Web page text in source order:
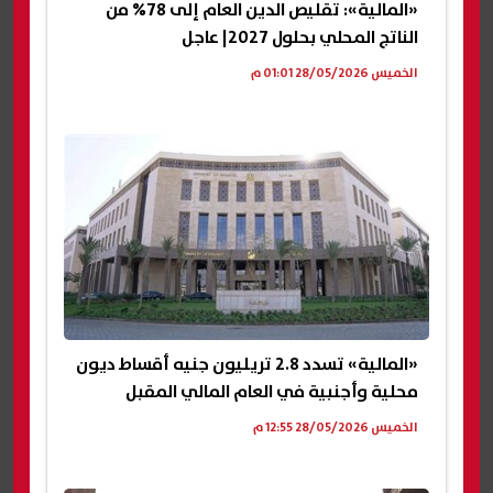
«المالية»: تقليص الدين العام إلى 78% من
الناتج المحلي بحلول 2027| عاجل
الخميس 28/05/2026 01:01 م
«المالية» تسدد 2.8 تريليون جنيه أقساط ديون
محلية وأجنبية في العام المالي المقبل
الخميس 28/05/2026 12:55 م